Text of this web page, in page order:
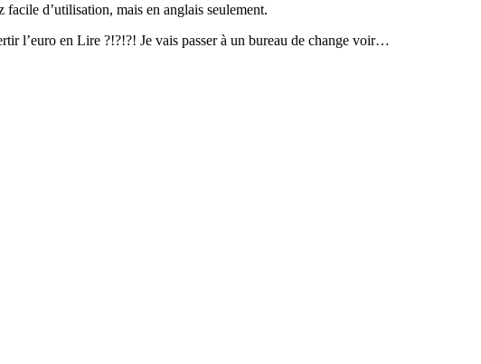
facile d’utilisation, mais en anglais seulement.
l’euro en Lire ?!?!?! Je vais passer à un bureau de change voir…